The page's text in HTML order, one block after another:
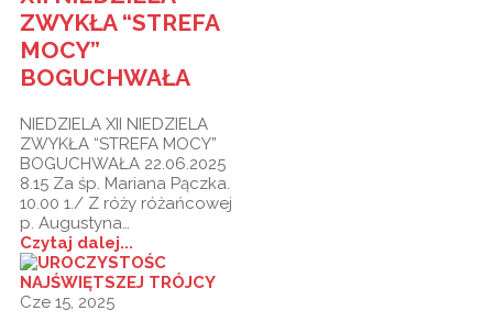
ZWYKŁA “STREFA
MOCY”
BOGUCHWAŁA
NIEDZIELA XII NIEDZIELA
ZWYKŁA “STREFA MOCY”
BOGUCHWAŁA 22.06.2025
8.15 Za śp. Mariana Pączka.
10.00 1./ Z róży różańcowej
p. Augustyna…
Czytaj dalej...
Cze 15, 2025